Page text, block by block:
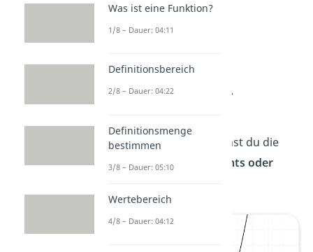
Verschiebung in x-
Entlang der x-Achse kannst du die
Normalparabel nach
rechts oder
Was ist eine Funktion?
1/8 – Dauer: 04:11
Definitionsbereich
2/8 – Dauer: 04:22
Definitionsmenge
bestimmen
3/8 – Dauer: 05:10
Wertebereich
4/8 – Dauer: 04:12